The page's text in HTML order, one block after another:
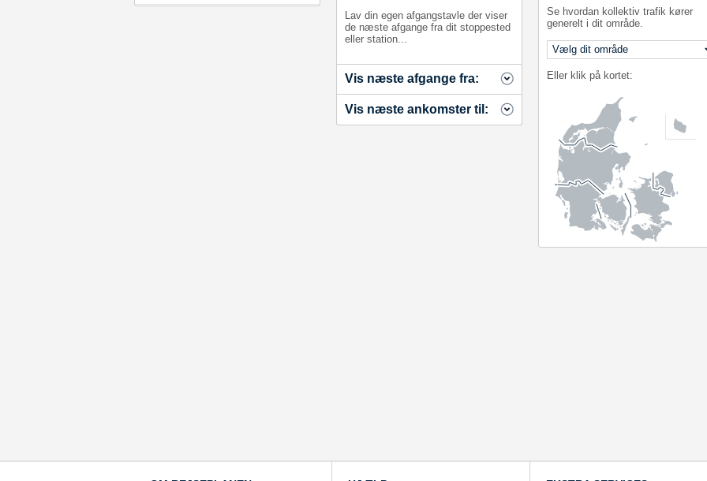
Lav din egen afgangstavle der viser
de næste afgange fra dit stoppested
eller station...
Vis næste afgange fra:
Vis næste ankomster til:
Se hvordan kollektiv trafik kører
generelt i dit område.
Eller klik på kortet: